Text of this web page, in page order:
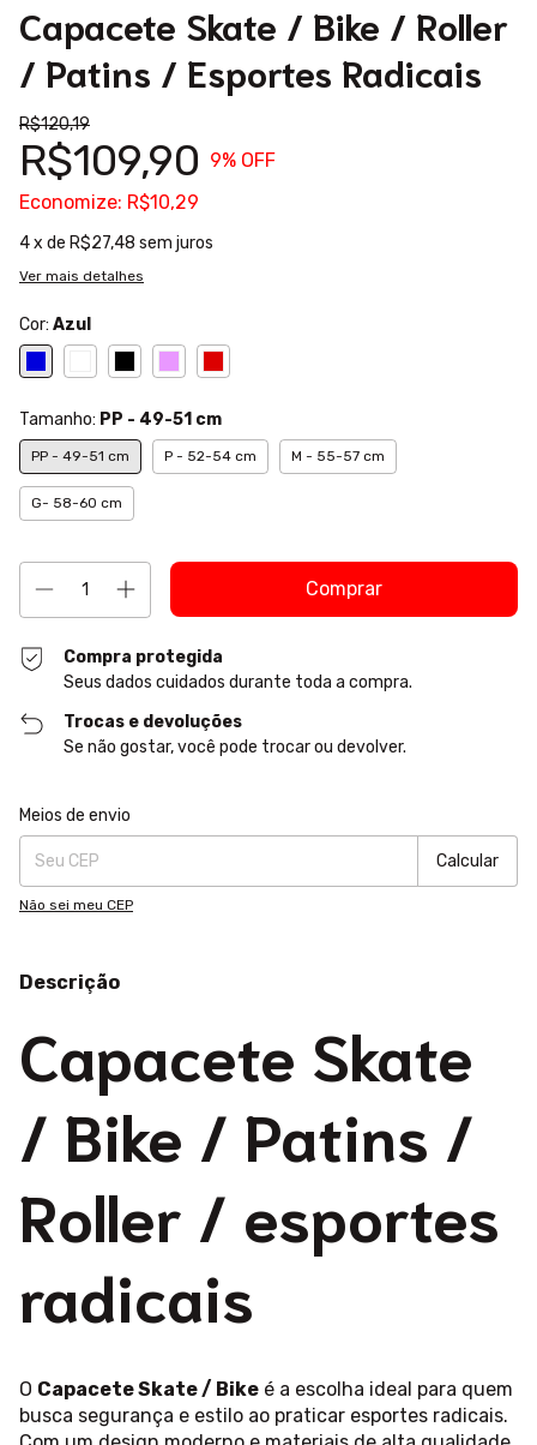
Capacete Skate / Bike / Roller
/ Patins / Esportes Radicais
R$120,19
R$109,90 9% OFF
Economize: R$10,29
4x de R$27,48 sem juros
Ver mais detalhes
Cor: Azul
Tamanho: PP - 49-51 cm
PP - 49-51 cm P - 52-54 cm M - 55-57 cm
G- 58-60 cm
Compra protegida
Seus dados cuidados durante toda a compra.
Trocas e devoluções
Se não gostar, você pode trocar ou devolver.
Entregas para o CEP:
Meios de envio
Calcular
Não sei meu CEP
Descrição
Capacete Skate
/ Bike / Patins /
Roller / esportes
radicais
O Capacete Skate / Bike é a escolha ideal para quem
busca segurança e estilo ao praticar esportes radicais.